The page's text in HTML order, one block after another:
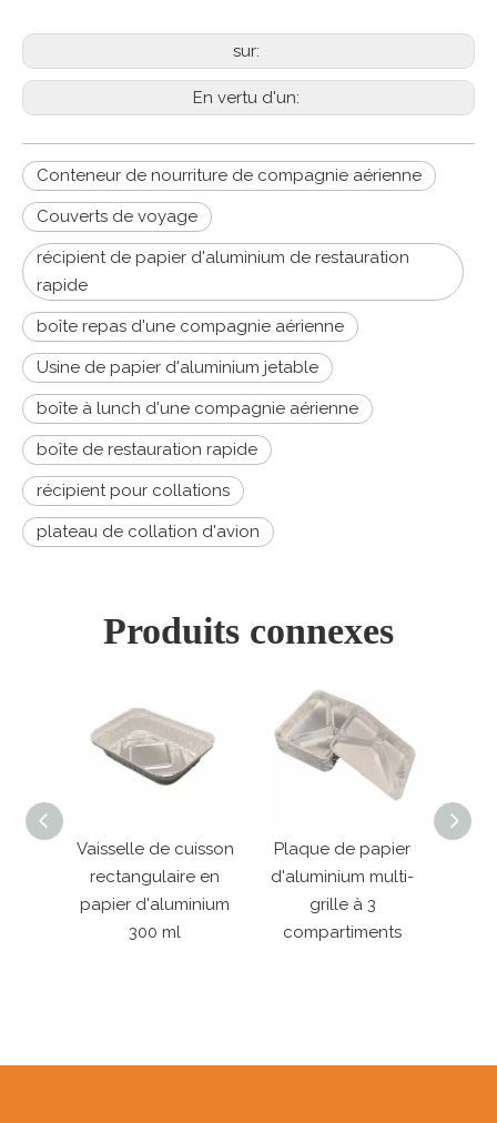
sur:
En vertu d'un:
Conteneur de nourriture de compagnie aérienne
Couverts de voyage
récipient de papier d'aluminium de restauration
rapide
boîte repas d'une compagnie aérienne
Usine de papier d'aluminium jetable
boîte à lunch d'une compagnie aérienne
boîte de restauration rapide
récipient pour collations
plateau de collation d'avion
Produits connexes
de cuisson
en
d'aluminium
Plaque de papier
d'aluminium multi-
grille à 3
compartiments
Poêle jetable
rectangulaire en
papier d'aluminium
3 compartiments